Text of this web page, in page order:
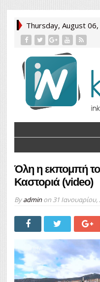
Thursday, August
Όλη η εκπομπή
Καστοριά (video)
Byadminon 31 Ιανουαρίου,